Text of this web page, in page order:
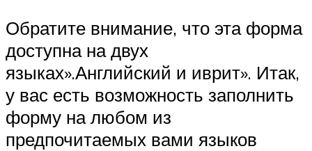
Обратите внимание, что эта форма
доступна на двух
языках».Английский и иврит». Итак,
у вас есть возможность заполнить
форму на любом из
предпочитаемых вами языков